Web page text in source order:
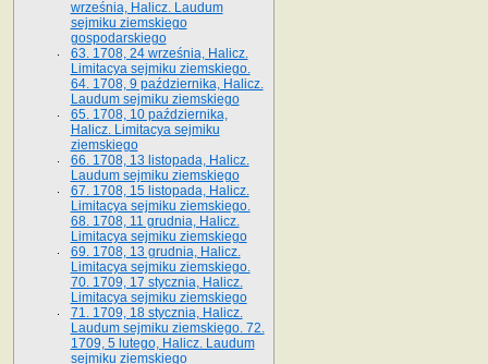
września, Halicz. Laudum
sejmiku ziemskiego
gospodarskiego
63. 1708, 24 września, Halicz.
Limitacya sejmiku ziemskiego.
64. 1708, 9 października, Halicz.
Laudum sejmiku ziemskiego
65­. 1708, 10 października,
Halicz. Limitacya sejmiku
ziemskiego
66. 1708, 13 listopada, Halicz.
Laudum sejmiku ziemskiego
67. 1708, 15 listopada, Halicz.
Limitacya sejmiku ziemskiego.
68. 1708, 11 grudnia, Halicz.
Limitacya sejmiku ziemskiego
69. 1708, 13 grudnia, Halicz.
Limitacya sejmiku ziemskiego.
70. 1709, 17 stycznia, Halicz.
Limitacya sejmiku ziemskiego
71. 1709, 18 stycznia, Halicz.
Laudum sejmiku ziemskiego. 72.
1709, 5 lutego, Halicz. Laudum
sejmiku ziemskiego